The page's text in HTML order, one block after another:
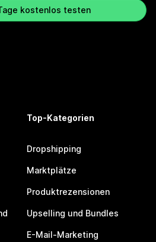
kostenlos testen
Top-Kategorien
Dropshipping
Marktplätze
Produktrezensionen
Upselling und Bundles
E-Mail-Marketing